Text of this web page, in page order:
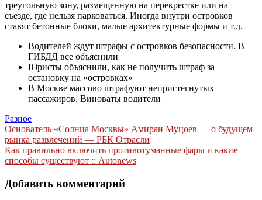
треугольную зону, размещенную на перекрестке или на
съезде, где нельзя парковаться. Иногда внутри островков
ставят бетонные блоки, малые архитектурные формы и т.д.
Водителей ждут штрафы с островков безопасности. В
ГИБДД все объяснили
Юристы объяснили, как не получить штраф за
остановку на «островках»
В Москве массово штрафуют непристегнутых
пассажиров. Виноваты водители
Разное
Навигация
по
записям
Основатель «Солнца Москвы» Амиран Муцоев — о будущем
рынка развлечений — РБК Отрасли
Как правильно включить противотуманные фары и какие
способы существуют :: Autonews
Добавить комментарий